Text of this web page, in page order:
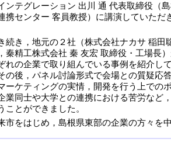
ンテグレーション 出川 通 代表取締役（
携センター 客員教授）に講演していただ
続き，地元の２社（株式会社ナカサ 稲田
秦精工株式会社 秦 友宏 取締役・工場長
れの企業で取り組んでいる事例を紹介し
の後，パネル討論形式で会場との質疑応
ーケティングの実情，開発を行う上での
業同士や大学との連携における苦労など
ことができました。
市をはじめ，島根県東部の企業の方々を